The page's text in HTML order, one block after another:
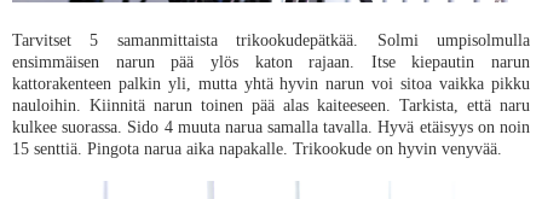
Tarvitset 5 samanmittaista trikookudepätkää. Solmi umpisolmulla
ensimmäisen narun pää ylös katon rajaan. Itse kiepautin narun
kattorakenteen palkin yli, mutta yhtä hyvin narun voi sitoa vaikka pikku
nauloihin. Kiinnitä narun toinen pää alas kaiteeseen. Tarkista, että naru
kulkee suorassa. Sido 4 muuta narua samalla tavalla. Hyvä etäisyys on noin
15 senttiä. Pingota narua aika napakalle. Trikookude on hyvin venyvää.